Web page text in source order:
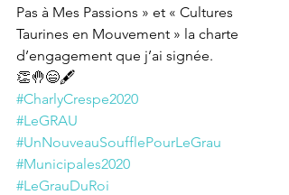
Pas à Mes Passions » et « Cultures
Taurines en Mouvement » la charte
d’engagement que j’ai signée.
👏🤚😄🖋
#CharlyCrespe2020
#LeGRAU
#UnNouveauSoufflePourLeGrau
#Municipales2020
#LeGrauDuRoi